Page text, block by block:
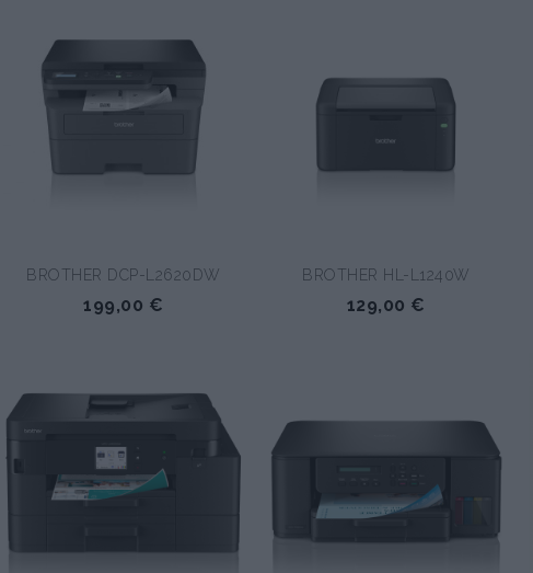
BROTHER DCP-L2620DW
199,00 €
BROTHER HL-L1240W
129,00 €